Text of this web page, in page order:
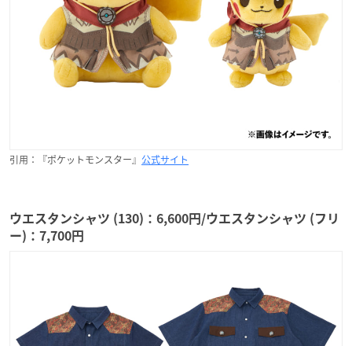
引用：『ポケットモンスター』 公式サイト
ウエスタンシャツ (130)：6,600円/ウエスタンシャツ (フリ
ー)：7,700円